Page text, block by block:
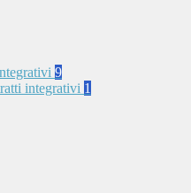
9
integrativi 1